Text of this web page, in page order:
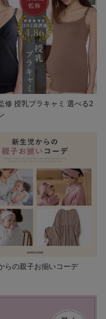
修 授乳ブラキャミ 選べる2
らの親子お揃いコーデ